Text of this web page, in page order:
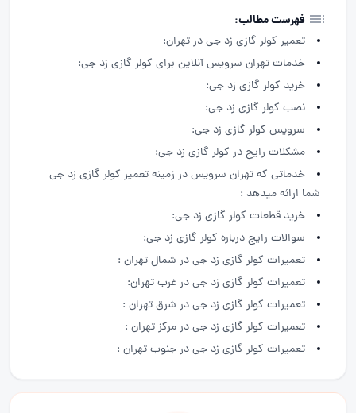
فهرست مطالب:
تعمیر کولر گازی زد جی در تهران:
خدمات تهران سرویس آنلاین برای کولر گازی زد جی:
خرید کولر گازی زد جی:
نصب کولر گازی زد جی:
سرویس کولر گازی زد جی:
مشکلات رایج در کولر گازی زد جی:
خدماتی که تهران سرویس در زمینه تعمیر کولر گازی زد جی
شما ارائه میدهد :
خرید قطعات کولر گازی زد جی:
سوالات رایج درباره کولر گازی زد جی:
تعمیرات کولر گازی زد جی در شمال تهران :
تعمیرات کولر گازی زد جی در غرب تهران:
تعمیرات کولر گازی زد جی در شرق تهران :
تعمیرات کولر گازی زد جی در مرکز تهران :
تعمیرات کولر گازی زد جی در جنوب تهران :